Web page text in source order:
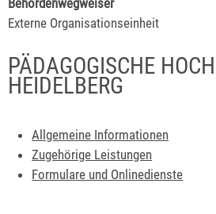
Behördenwegweiser
Externe Organisationseinheit
PÄDAGOGISCHE
HEIDELBERG
Allgemeine Informationen
Zugehörige Leistungen
Formulare und Onlinedienste